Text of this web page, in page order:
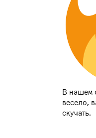
В нашем
весело,
скучать.